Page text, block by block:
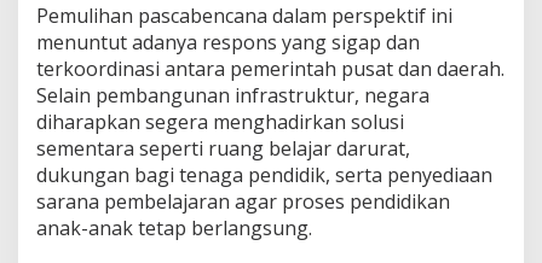
Pemulihan pascabencana dalam perspektif ini
menuntut adanya respons yang sigap dan
terkoordinasi antara pemerintah pusat dan daerah.
Selain pembangunan infrastruktur, negara
diharapkan segera menghadirkan solusi
sementara seperti ruang belajar darurat,
dukungan bagi tenaga pendidik, serta penyediaan
sarana pembelajaran agar proses pendidikan
anak-anak tetap berlangsung.